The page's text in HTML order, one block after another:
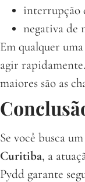
interrupção
negativa de
Em qualquer
agir
maiores são as
Se você busca um
Curitiba, a
Pydd garante